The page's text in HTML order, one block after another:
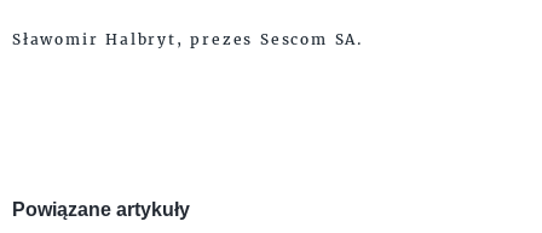
Sławomir Halbryt, prezes Sescom SA.
Powiązane artykuły